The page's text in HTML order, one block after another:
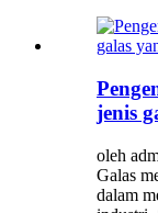
jenis
oleh
Galas
dalam